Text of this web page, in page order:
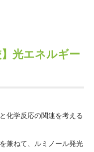
デジタルブック
情報
財団レポート
大型研究助成
学生交流プログラ
介
】光エネルギー
化学反応の関連を考える
兼ねて、ルミノール発光